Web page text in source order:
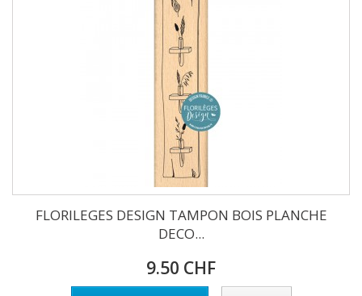
FLORILEGES DESIGN TAMPON BOIS PLANCHE
DECO...
9.50 CHF